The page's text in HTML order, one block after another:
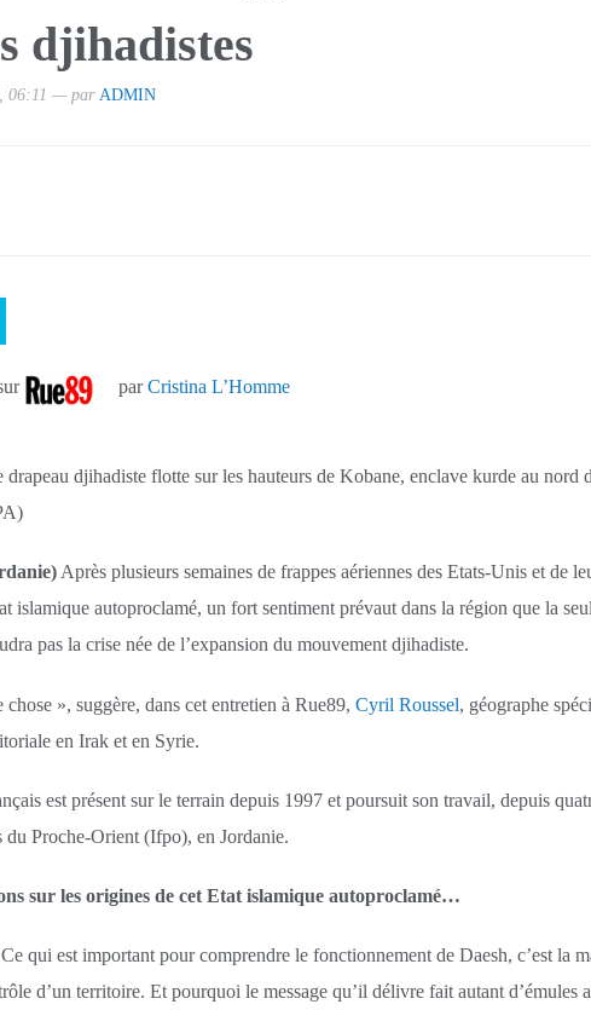
Incendie en Colombie-Britannique : 22 000 personnes évacuées
djihadistes
06:11 — par ADMIN
parCristina L’Homme
drapeau djihadiste flotte sur les hauteurs de Kobane, enclave kurde au nord
Après plusieurs semaines de frappes aériennes des Etats-Unis et de
islamique autoproclamé, un fort sentiment prévaut dans la région que la
pas la crise née de l’expansion du mouvement djihadiste.
chose », suggère, dans cet entretien à Rue89, Cyril Roussel, géographe
en Irak et en Syrie.
est présent sur le terrain depuis 1997 et poursuit son travail, depuis
du Proche-Orient (Ifpo), en Jordanie.
sur les origines de cet Etat islamique autoproclamé…
Ce qui est important pour comprendre le fonctionnement de Daesh, c’est la
d’un territoire. Et pourquoi le message qu’il délivre fait autant d’émules